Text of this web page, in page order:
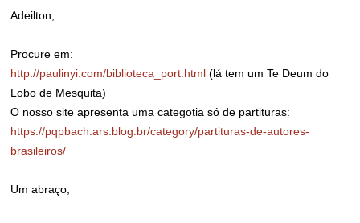
Adeilton,
Procure em:
http://paulinyi.com/biblioteca_port.html (lá tem um Te Deum do
Lobo de Mesquita)
O nosso site apresenta uma categotia só de partituras:
https://pqpbach.ars.blog.br/category/partituras-de-autores-
brasileiros/
Um abraço,